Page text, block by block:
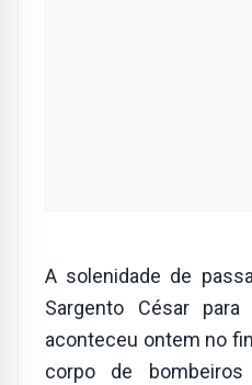
A solenidade de
Sargento César
aconteceu ontem no
corpo de